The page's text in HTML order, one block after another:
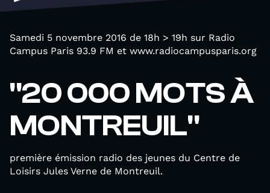
Samedi 5 novembre 2016 de 18h > 19h sur Radio
Campus Paris 93.9 FM et www.radiocampusparis.org
"20 000 MOTS À
MONTREUIL"
première émission radio des jeunes du Centre de
Loisirs Jules Verne de Montreuil.